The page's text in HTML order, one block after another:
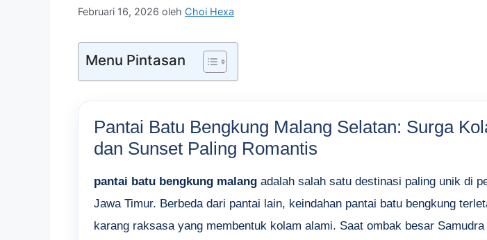
Februari 16, 2026 oleh Choi Hexa
Menu Pintasan
Pantai Batu Bengkung Malang Selatan: Surga
dan Sunset Paling Romantis
pantai batu bengkung malang adalah salah satu destinasi paling unik di
Jawa Timur. Berbeda dari pantai lain, keindahan pantai batu bengkung
karang raksasa yang membentuk kolam alami. Saat ombak besar Samudra